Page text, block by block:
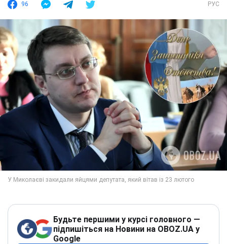
96 РУС
Будьте першими у курсі головного —
підпишіться на Новини на OBOZ.UA у
Google